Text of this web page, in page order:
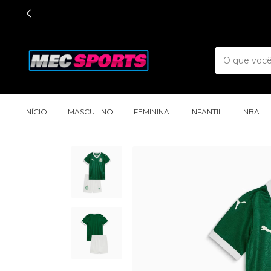
INÍCIO MASCULINO FEMININA INFANTIL NBA